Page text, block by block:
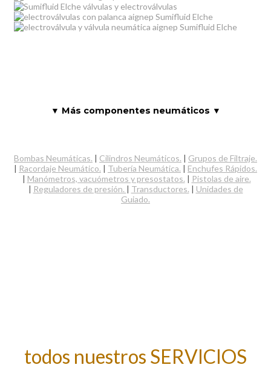
▼ Más componentes neumáticos ▼
Bombas Neumáticas. | Cilindros Neumáticos. | Grupos de Filtraje.
| Racordaje Neumático. | Tubería Neumática. | Enchufes Rápidos.
| Manómetros, vacuómetros y presostatos. | Pistolas de aire.
| Reguladores de presión. | Transductores. | Unidades de
Guiado.
todos nuestros SERVICIOS